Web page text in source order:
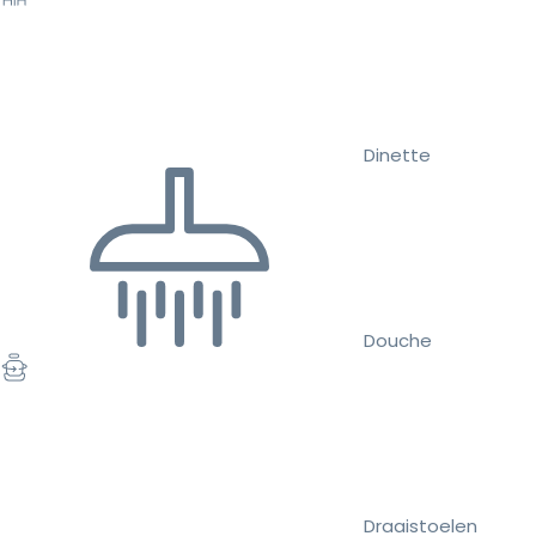
Dinette
Douche
Draaistoelen